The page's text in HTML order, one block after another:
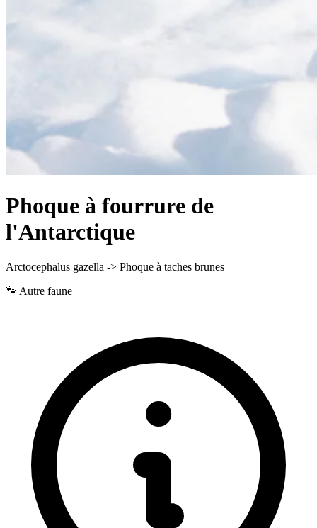
Phoque à fourrure de
l'Antarctique
Arctocephalus gazella -> Phoque à taches brunes
🐾 Autre faune